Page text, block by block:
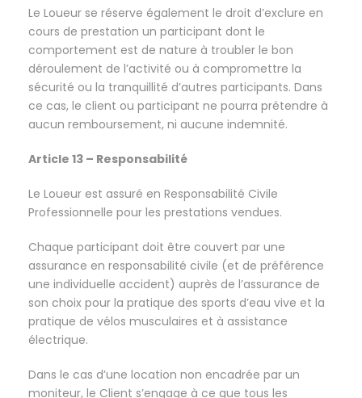
Le Loueur se réserve également le droit d’exclure en
cours de prestation un participant dont le
comportement est de nature à troubler le bon
déroulement de l’activité ou à compromettre la
sécurité ou la tranquillité d’autres participants. Dans
ce cas, le client ou participant ne pourra prétendre à
aucun remboursement, ni aucune indemnité.
Article 13 – Responsabilité
Le Loueur est assuré en Responsabilité Civile
Professionnelle pour les prestations vendues.
Chaque participant doit être couvert par une
assurance en responsabilité civile (et de préférence
une individuelle accident) auprès de l’assurance de
son choix pour la pratique des sports d’eau vive et la
pratique de vélos musculaires et à assistance
électrique.
Dans le cas d’une location non encadrée par un
moniteur, le Client s’engage à ce que tous les